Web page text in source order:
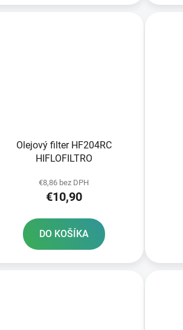
Olejový filter HF204RC
HIFLOFILTRO
€8,86 bez DPH
€10,90
DO KOŠÍKA